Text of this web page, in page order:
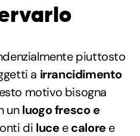
piuttosto
a irrancidimento
motivo bisogna
unluogo fresco e
di luceecaloree